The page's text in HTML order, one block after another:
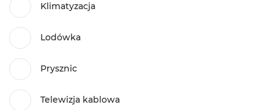
Klimatyzacja
Lodówka
Prysznic
Telewizja kablowa